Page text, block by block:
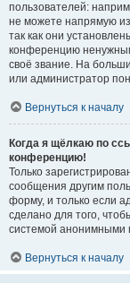
пользователей:
не можете напрямую
так как они
конференцию
своё звание. На
или администратор
Вернуться к началу
Когда я щёлкаю по
конференцию!
Только
сообщения другим
форму, и только если
сделано для того,
системой анонимными
Вернуться к началу